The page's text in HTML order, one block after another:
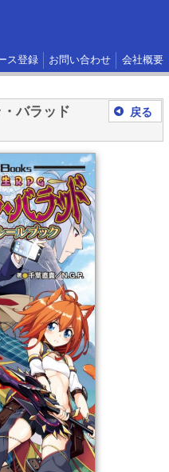
ス登録 お問い合わせ 会社概要
戻る
バラッド